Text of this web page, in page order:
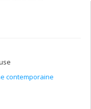
et de
des discours
en contexte intime,
contemporaine